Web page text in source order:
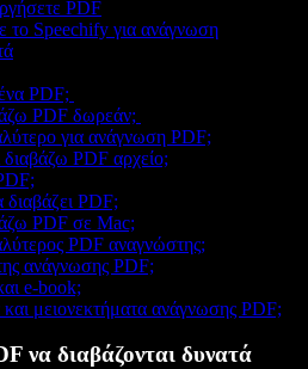
PDF
το Speechify για ανάγνωση
PDF;
PDF δωρεάν;
για ανάγνωση PDF;
PDF αρχείο;
διαβάζει PDF;
PDF σε Mac;
PDF αναγνώστης;
ανάγνωσης PDF;
e-book;
μειονεκτήματα ανάγνωσης PDF;
να διαβάζονται δυνατά